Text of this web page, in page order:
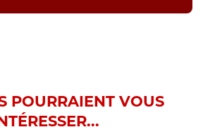
POURRAIENT VOUS